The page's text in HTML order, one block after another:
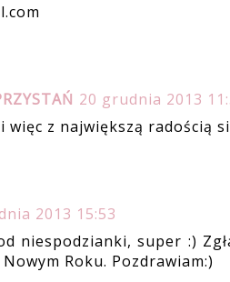
20 grudnia 2013
z największą radością
2013 15:53
niespodzianki, super :)
Roku. Pozdrawiam:)